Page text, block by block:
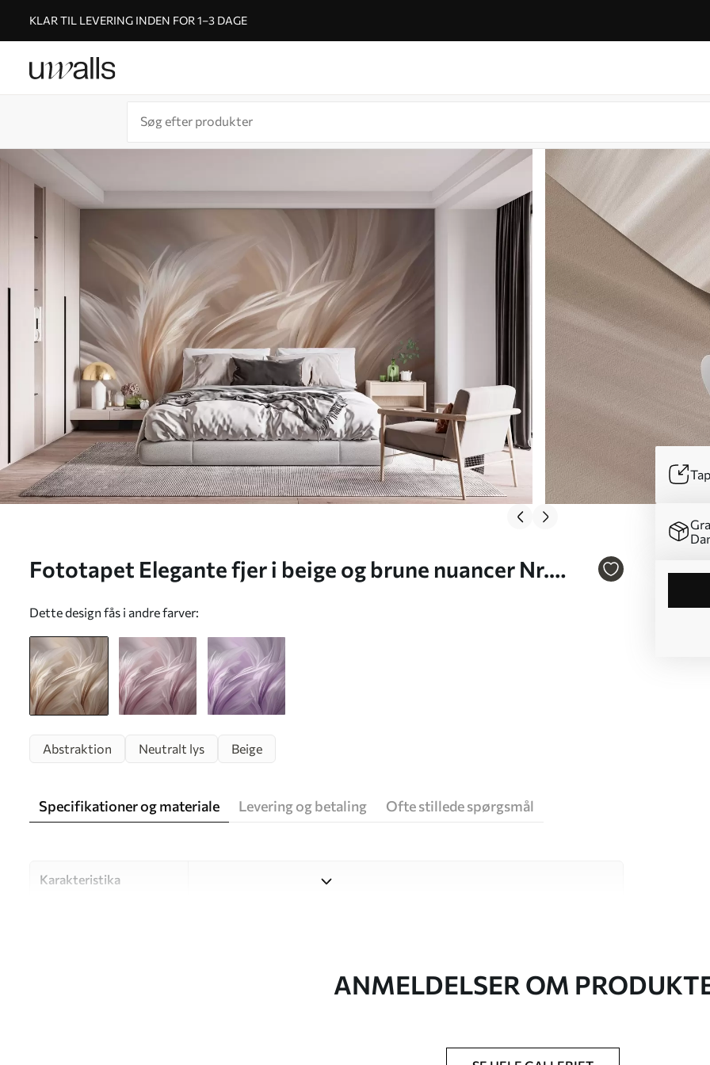
KLAR TIL LEVERING INDEN FOR 1–3 DAGE
Fototapet Elegante fjer i beige og brune nuancer Nr.
Dette design fås i andre farver:
Abstraktion Neutralt lys Beige
Specifikationer og materiale Levering og betaling Ofte stillede spørgsmål
Karakteristika
ANMELDELSER OM